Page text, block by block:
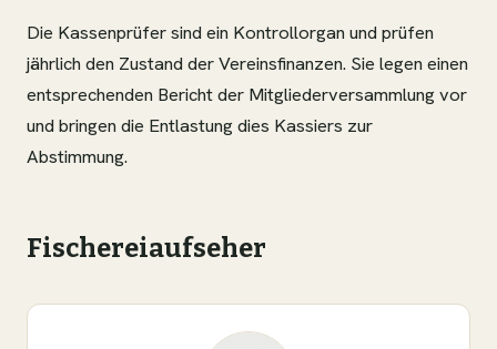
Die Kassenprüfer sind ein Kontrollorgan und prüfen
jährlich den Zustand der Vereinsfinanzen. Sie legen einen
entsprechenden Bericht der Mitgliederversammlung vor
und bringen die Entlastung dies Kassiers zur
Abstimmung.
Fischereiaufseher